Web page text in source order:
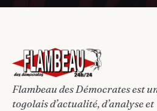
Flambeau des Démocrates est
togolais d’actualité, d’analyse et